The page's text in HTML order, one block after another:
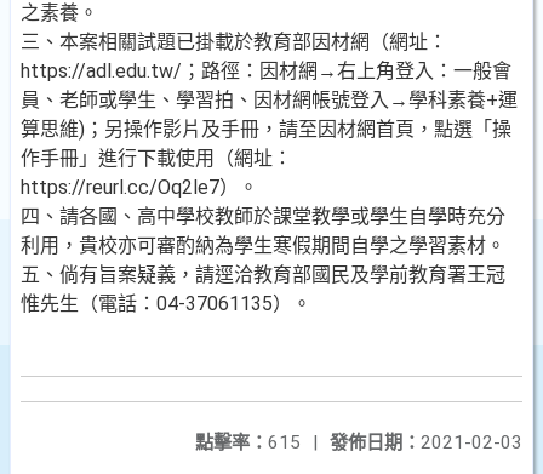
之素養。
三、本案相關試題已掛載於教育部因材網（網址：
https://adl.edu.tw/；路徑：因材網→右上角登入：一般會
員、老師或學生、學習拍、因材網帳號登入→學科素養+運
算思維)；另操作影片及手冊，請至因材網首頁，點選「操
作手冊」進行下載使用（網址：
https://reurl.cc/Oq2le7）。
四、請各國、高中學校教師於課堂教學或學生自學時充分
利用，貴校亦可審酌納為學生寒假期間自學之學習素材。
五、倘有旨案疑義，請逕洽教育部國民及學前教育署王冠
惟先生（電話：04-37061135）。
發佈日期： 2021-02-03
點擊率： 615 |